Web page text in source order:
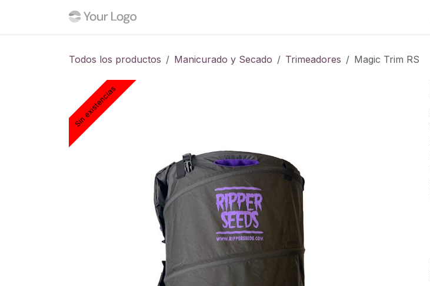
Todos los productos Manicurado y Secado Trimeadores Magic Trim RS
Sin existencias
Sin existencias